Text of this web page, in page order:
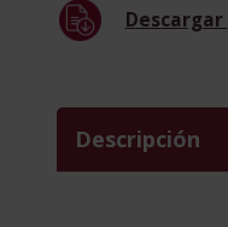
Ánimo
Cooperación
Internacional
Descargar
Descripción